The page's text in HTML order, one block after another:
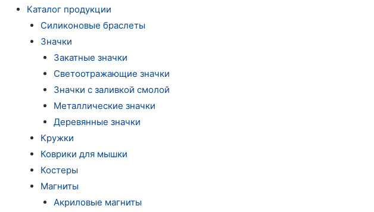
Каталог продукции
Силиконовые браслеты
Значки
Закатные значки
Светоотражающие значки
Значки с заливкой смолой
Металлические значки
Деревянные значки
Кружки
Коврики для мышки
Костеры
Магниты
Акриловые магниты